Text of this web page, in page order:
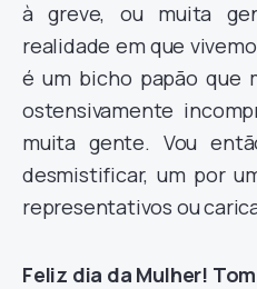
à greve, ou muita
realidade em que
é um bicho papão que
ostensivamente
muita gente. Vou
desmistificar, um por
representativos ou
Feliz dia da Mulher!